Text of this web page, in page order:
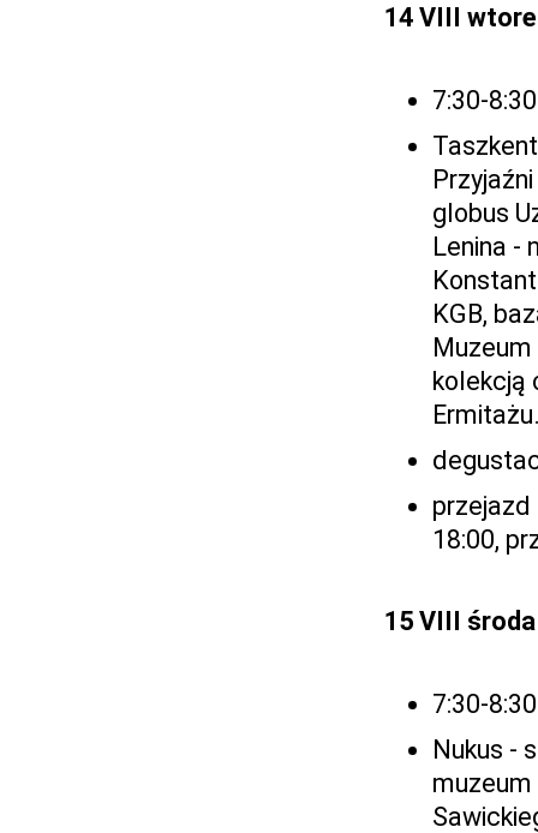
14 VIII
7:30-
globus
Lenina -
KGB,
Muzeum
kolekcją
przejazd
18:00,
15 VIII środa
7:30-
Nukus -